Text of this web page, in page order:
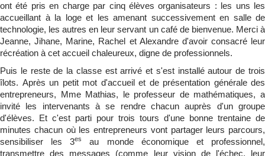
ont été pris en charge par cinq élèves organisateurs : les uns les
accueillant à la loge et les amenant successivement en salle de
technologie, les autres en leur servant un café de bienvenue. Merci à
Jeanne, Jihane, Marine, Rachel et Alexandre d'avoir consacré leur
récréation à cet accueil chaleureux, digne de professionnels.
Puis le reste de la classe est arrivé et s'est installé autour de trois
îlots. Après un petit mot d'accueil et de présentation générale des
entrepreneurs, Mme Mathias, le professeur de mathématiques, a
invité les intervenants à se rendre chacun auprès d'un groupe
d'élèves. Et c'est parti pour trois tours d'une bonne trentaine de
minutes chacun où les entrepreneurs vont partager leurs parcours,
sensibiliser les 3es
au monde économique et professionnel,
transmettre des messages (comme leur vision de l'échec, leur